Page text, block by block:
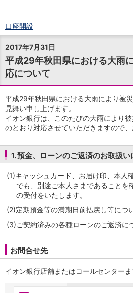
口座開設
ログイン
チャット
メニュー
商品・サービス
預金
円預金TOP
普通預金
定期預金
積立式定期預金
外貨普通預金
外貨定期預金
外貨普通預金積立
資産運用
投資信託TOP
証券口座開設
投信つみたて
NISA
金銭信託
金銭信託のしくみ
iDeCo・国民年金基金
iDeCo（個人型確定拠出年金）
2017年7月31日
平成29年秋田県における大雨
応について
平成29年秋田県における大雨により被
見舞い申し上げます。
イオン銀行は、このたびの大雨により
のとおり対応させていただきますので、
1. 預金、ローンのご返済のお取扱い
(1)キャッシュカード、お届け印、本人
でも、別途ご本人さまであることを
の受付をいたします。
(2)定期預金等の満期日前払戻し等につ
(3)ご契約済みの各種ローンのご返済に
お問合せ先
イオン銀行店舗またはコールセンターま